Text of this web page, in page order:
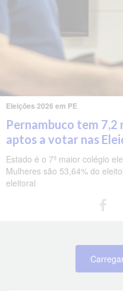
Eleições 2026 em PE
Pernambuco tem
aptos a votar nas
Estado é o 7º maior colégio
Mulheres são 53,64% do
eleitoral